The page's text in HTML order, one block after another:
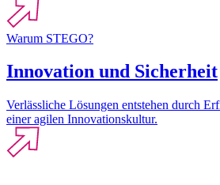
Warum STEGO?
Innovation und Sicherheit
Verlässliche Lösungen entstehen durch
einer agilen Innovationskultur.